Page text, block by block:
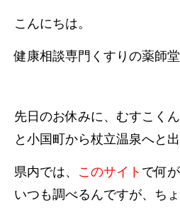
こんにちは。
健康相談専門くすりの薬師堂
先日のお休みに、むすこく
と小国町から杖立温泉へと
県内では、 このサイト で何
いつも調べるんですが、ち